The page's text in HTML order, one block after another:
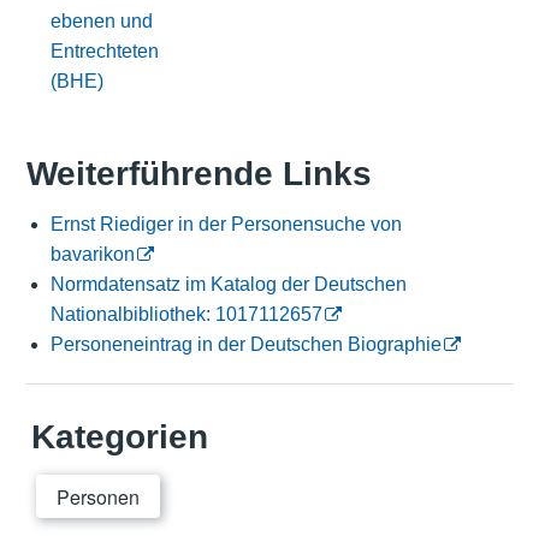
ebenen und
Entrechteten
(BHE)
Weiterführende Links
Ernst Riediger in der Personensuche von
bavarikon
Normdatensatz im Katalog der Deutschen
Nationalbibliothek: 1017112657
Personeneintrag in der Deutschen Biographie
Kategorien
Personen